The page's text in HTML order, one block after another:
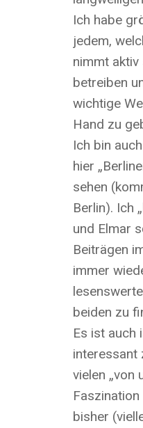
Ich habe
jedem,
nimmt aktiv
betreiben
wichtige
Hand zu
Ich bin
hier
sehen
Berlin). Ich
und Elmar
Beiträgen
immer
beiden zu
Es ist auch
interessant
vielen „von
bisher